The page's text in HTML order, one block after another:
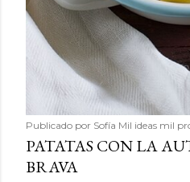
Publicado por Sofía Mil ideas mil
PATATAS CON LA
BRAVA